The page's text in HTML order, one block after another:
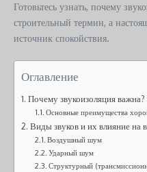
Готовьтесь узнать, почему
строительный термин, а
источник спокойствия.
Оглавление
Почему звукоизоляция важна?
Основные преимущества
Виды звуков и их влияние на
Воздушный шум
Ударный шум
Структурный